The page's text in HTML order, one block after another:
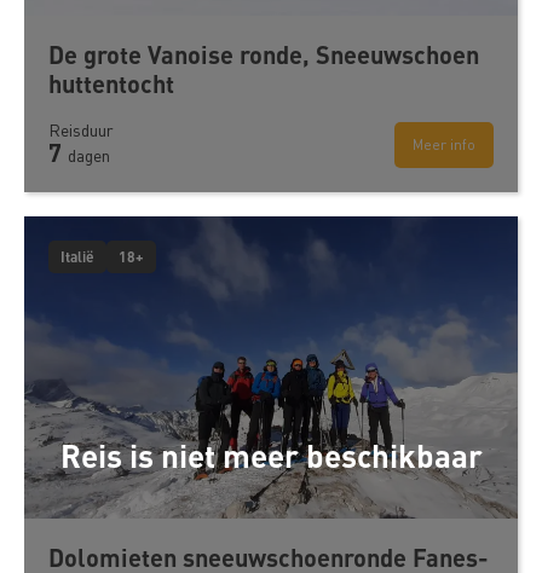
De grote Vanoise ronde, Sneeuwschoen
huttentocht
Meer info
Reisduur
7 dagen
Reis is niet meer beschikbaar
Italië 18+
Dolomieten sneeuwschoenronde Fanes-